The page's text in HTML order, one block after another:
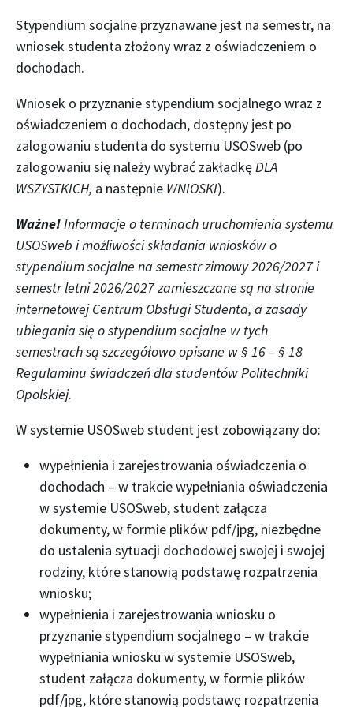
Stypendium socjalne przyznawane jest na semestr, na
wniosek studenta złożony wraz z oświadczeniem o
dochodach.
Wniosek o przyznanie stypendium socjalnego wraz z
oświadczeniem o dochodach, dostępny jest po
zalogowaniu studenta do systemu USOSweb (po
zalogowaniu się należy wybrać zakładkęDLA
WSZYSTKICH, a następnie WNIOSKI).
Ważne!Informacje o terminach uruchomienia systemu
USOSweb i możliwości składania wniosków o
stypendium socjalne na semestr zimowy 2026/2027 i
semestr letni 2026/2027 zamieszczane są na stronie
internetowej Centrum Obsługi Studenta, a zasady
ubiegania się o stypendium socjalne w tych
semestrach są szczegółowo opisane w § 16 – § 18
Regulaminu świadczeń dla studentów Politechniki
Opolskiej.
W systemie USOSweb student jest zobowiązany do:
wypełnienia i zarejestrowania oświadczenia o
dochodach – w trakcie wypełniania oświadczenia
w systemie USOSweb, student załącza
dokumenty, w formie plików pdf/jpg, niezbędne
do ustalenia sytuacji dochodowej swojej i swojej
rodziny, które stanowią podstawę rozpatrzenia
wniosku;
wypełnienia i zarejestrowania wniosku o
przyznanie stypendium socjalnego – w trakcie
wypełniania wniosku w systemie USOSweb,
student załącza dokumenty, w formie plików
pdf/jpg, które stanowią podstawę rozpatrzenia